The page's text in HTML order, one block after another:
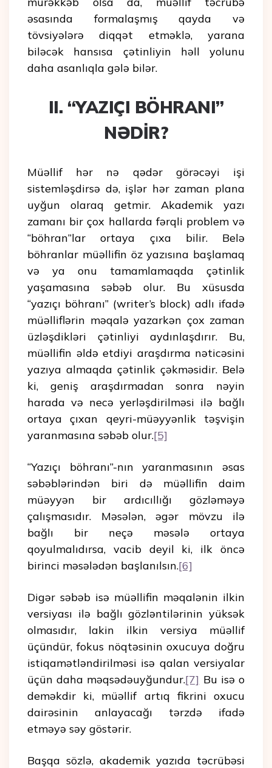
əsasında formalaşmış qayda və
tövsiyələrə diqqət etməklə, yarana
biləcək hansısa çətinliyin həll yolunu
daha asanlıqla gələ bilər.
II. “YAZIÇI BÖHRANI”
NƏDİR?
Müəllif hər nə qədər görəcəyi işi
sistemləşdirsə də, işlər hər zaman plana
uyğun olaraq getmir. Akademik yazı
zamanı bir çox hallarda fərqli problem və
“böhran”lar ortaya çıxa bilir. Belə
böhranlar müəllifin öz yazısına başlamaq
və ya onu tamamlamaqda çətinlik
yaşamasına səbəb olur. Bu xüsusda
“yazıçı böhranı” (writer’s block) adlı ifadə
müəlliflərin məqalə yazarkən çox zaman
üzləşdikləri çətinliyi aydınlaşdırır. Bu,
müəllifin əldə etdiyi araşdırma nəticəsini
yazıya almaqda çətinlik çəkməsidir. Belə
ki, geniş araşdırmadan sonra nəyin
harada və necə yerləşdirilməsi ilə bağlı
ortaya çıxan qeyri-müəyyənlik təşvişin
yaranmasına səbəb olur.[5]
“Yazıçı böhranı”-nın yaranmasının əsas
səbəblərindən biri də müəllifin daim
müəyyən bir ardıcıllığı gözləməyə
çalışmasıdır. Məsələn, əgər mövzu ilə
bağlı bir neçə məsələ ortaya
qoyulmalıdırsa, vacib deyil ki, ilk öncə
birinci məsələdən başlanılsın.[6]
Digər səbəb isə müəllifin məqalənin ilkin
versiyası ilə bağlı gözləntilərinin yüksək
olmasıdır, lakin ilkin versiya müəllif
üçündür, fokus nöqtəsinin oxucuya doğru
istiqamətləndirilməsi isə qalan versiyalar
üçün daha məqsədəuyğundur.[7] Bu isə o
deməkdir ki, müəllif artıq fikrini oxucu
dairəsinin anlayacağı tərzdə ifadə
etməyə səy göstərir.
Başqa sözlə, akademik yazıda təcrübəsi